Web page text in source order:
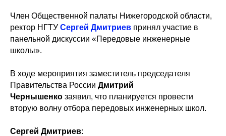
Член Общественной палаты Нижегородской области,
ректор НГТУ Сергей Дмитриев принял участие в
панельной дискуссии «Передовые инженерные
школы».
В ходе мероприятия заместитель председателя
Правительства России Дмитрий
Чернышенко заявил, что планируется провести
вторую волну отбора передовых инженерных школ.
Сергей Дмитриев: